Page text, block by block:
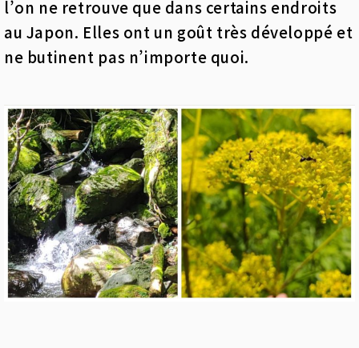
l’on ne retrouve que dans certains endroits
au Japon. Elles ont un goût très développé et
ne butinent pas n’importe quoi.